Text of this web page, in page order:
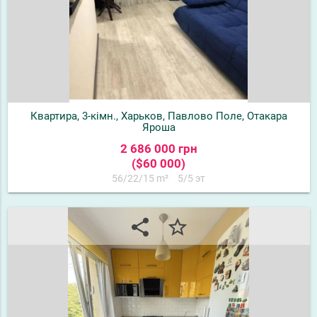
Квартира, 3-кімн., Харьков, Павлово Поле, Отакара
Яроша
2 686 000 грн
($60 000)
56/22/15 m² 5/5 эт
share star_border